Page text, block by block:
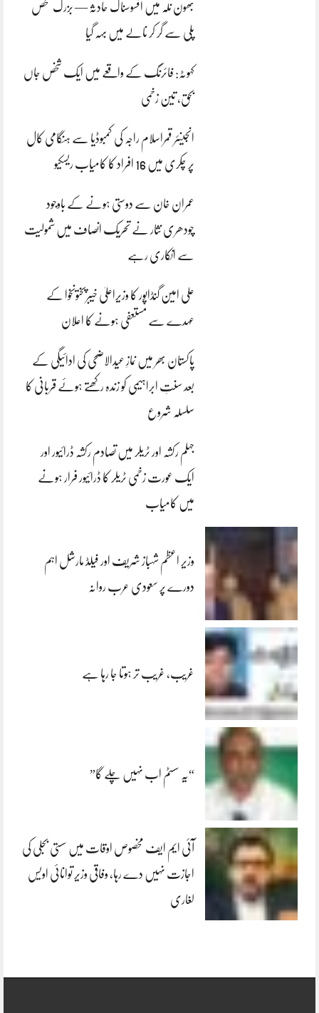
بھون نلہ میں افسوسناک حادثہ — بزرگ شخص
پلی سے گر کر نالے میں بہہ گیا
کہوٹہ: فائرنگ کے واقعے میں ایک شخص جاں
بحق، تین زخمی
انجینئر قمراسلام راجہ کی کمبوڈیا سے ہنگامی کال
پر چکری میں 16 افراد کا کامیاب ریسکیو
عمران خان سے دوستی ہونے کے باوجود
چودھری نثار نے تحریک انصاف میں شمولیت
سے انکاری رہے
علی امین گنڈاپور کا وزیراعلیٰ خیبرپختونخوا کے
عہدے سے مستعفی ہونے کا اعلان
پاکستان بھر میں نمازِ عیدالاضحی کی ادائیگی کے
بعد سنتِ ابراہیمی کو زندہ رکھتے ہوئے قربانی کا
سلسلہ شروع
جہلم رکشہ اور ٹریلر میں تصادم رکشہ ڈرائیور اور
ایک عورت زخمی ٹریلر کا ڈرائیور فرار ہونے
میں کامیاب
وزیر اعظم شہباز شریف اور فیلڈ مارشل اہم
دورے پر سعودی عرب روانہ
غریب، غریب تر ہوتا جا رہا ہے
“یہ سسٹم اب نہیں چلے گا”
آئی ایم ایف مخصوص اوقات میں سستی بجلی کی
اجازت نہیں دے رہا، وفاقی وزیر توانائی اویس
لغاری